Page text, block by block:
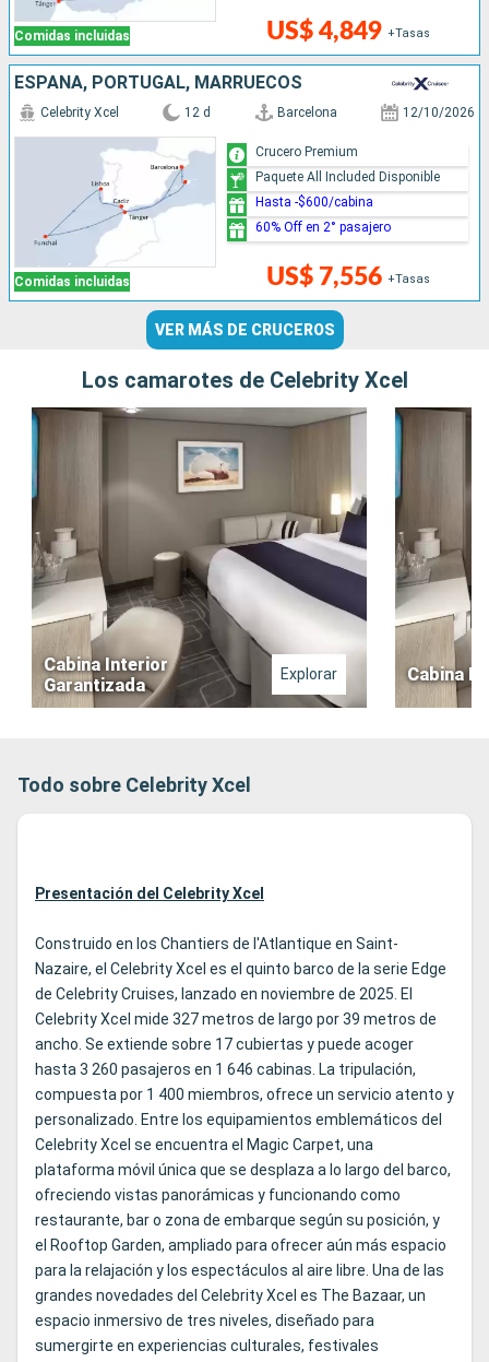
Comidas incluidas US$ 4,849 +Tasas
ESPAÑA, PORTUGAL, MARRUECOS
Comidas incluidas
Celebrity Xcel 12 d Barcelona 12/10/2026
US$ 7,556 +Tasas
Crucero Premium
Paquete All Included Disponible
Hasta -$600/cabina
60% Off en 2° pasajero
VER MÁS DE CRUCEROS
Los camarotes de Celebrity Xcel
Cabina Interior
Garantizada
Explorar Cabina
Todo sobre Celebrity Xcel
Presentación del Celebrity Xcel
Construido en los Chantiers de l'Atlantique en Saint-
Nazaire, el Celebrity Xcel es el quinto barco de la serie Edge
de Celebrity Cruises, lanzado en noviembre de 2025. El
Celebrity Xcel mide 327 metros de largo por 39 metros de
ancho. Se extiende sobre 17 cubiertas y puede acoger
hasta 3 260 pasajeros en 1 646 cabinas. La tripulación,
compuesta por 1 400 miembros, ofrece un servicio atento y
personalizado. Entre los equipamientos emblemáticos del
Celebrity Xcel se encuentra el Magic Carpet, una
plataforma móvil única que se desplaza a lo largo del barco,
ofreciendo vistas panorámicas y funcionando como
restaurante, bar o zona de embarque según su posición, y
el Rooftop Garden, ampliado para ofrecer aún más espacio
para la relajación y los espectáculos al aire libre. Una de las
grandes novedades del Celebrity Xcel es The Bazaar, un
espacio inmersivo de tres niveles, diseñado para
sumergirte en experiencias culturales, festivales